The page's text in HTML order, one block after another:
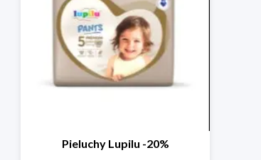
Pieluchy Lupilu -20%